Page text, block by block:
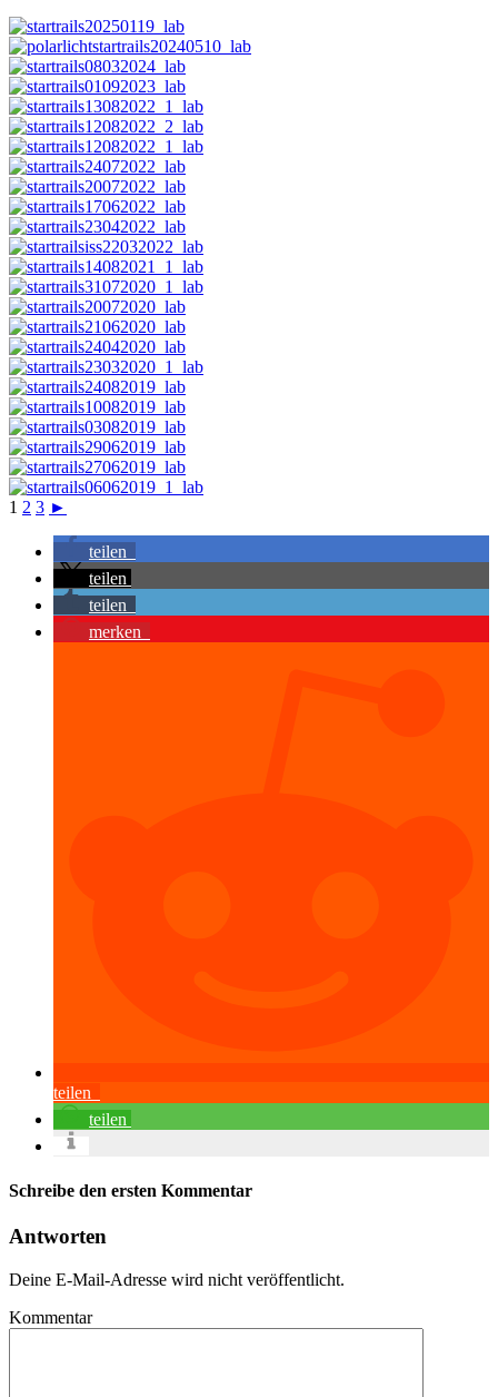
1 2 3 ►
teilen
teilen
teilen
merken
teilen
teilen
Schreibe den ersten Kommentar
Antworten
Deine E-Mail-Adresse wird nicht veröffentlicht.
Kommentar